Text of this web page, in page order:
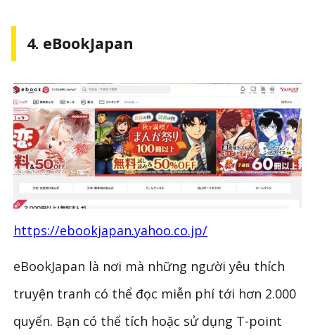
4. eBookJapan
https://ebookjapan.yahoo.co.jp/
eBookJapan là nơi mà những người yêu thích
truyện tranh có thể đọc miễn phí tới hơn 2.000
quyển. Bạn có thể tích hoặc sử dụng T-point